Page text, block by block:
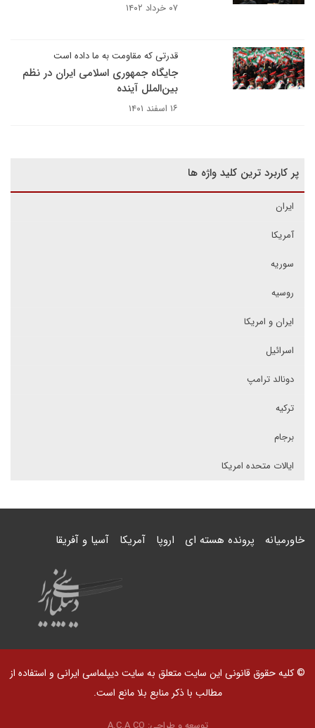
۰۷ خرداد ۱۴۰۲
قدرتی که مقاومت به ما داده است
جایگاه جمهوری اسلامی ایران در نظم
بین‌الملل آینده
۱۶ اسفند ۱۴۰۱
پر کاربرد ترین کلید واژه ها
ایران
آمریکا
سوریه
روسیه
ایران و امریکا
اسرائیل
دونالد ترامپ
ترکیه
برجام
ایالات متحده امریکا
خاورمیانه پرونده هسته ای اروپا آمریکا آسیا و آفریقا
© کلیه حقوق قانونی این سایت متعلق به سایت دیپلماسی ایرانی و استفاده از
مطالب با ذکر منابع بلا مانع است.